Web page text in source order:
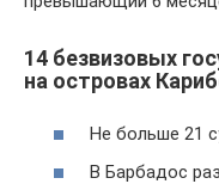
14 безвизовых
на островах
Не больше 21
В Барбадос